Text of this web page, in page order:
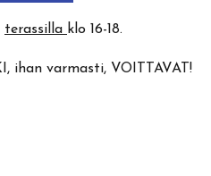
terassilla klo 16-18.
ihan varmasti, VOITTAVAT!